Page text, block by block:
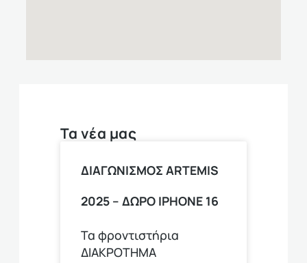
Τα νέα μας
ΔΙΑΓΩΝΙΣΜΟΣ ARTEMIS
2025 – ΔΩΡΟ ΙPHONE 16
Τα φροντιστήρια
ΔΙΑΚΡΟΤΗΜΑ